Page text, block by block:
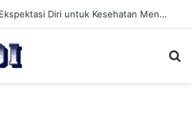
Membangun Pola Hidup Sehat yang Berkelanjutan untuk Kesehatan Jangka Panjang